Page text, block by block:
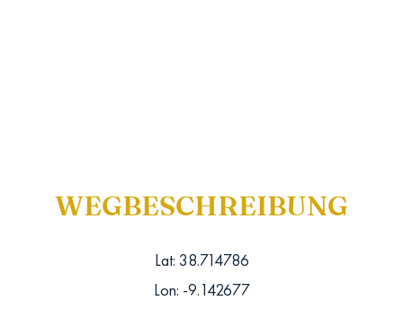
WEGBESCHREIBUNG
Lat: 38.714786
Lon: -9.142677